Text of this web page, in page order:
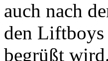
auch nach
den
begrüßt